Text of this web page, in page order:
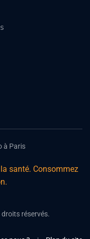
à Paris
santé. Consommez
réservés.